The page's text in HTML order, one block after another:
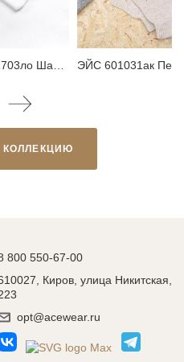
КОЛЛЕКЦИЮ
800 550-67-00
Киров, улица Никитская,
opt@acewear.ru